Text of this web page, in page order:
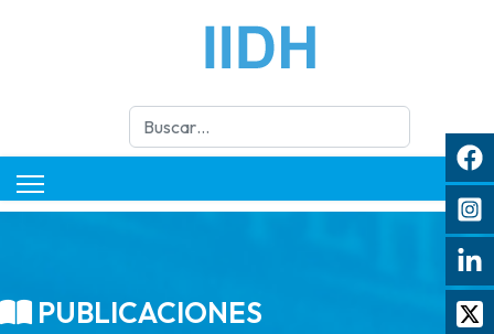
Buscar
PUBLICACIONES